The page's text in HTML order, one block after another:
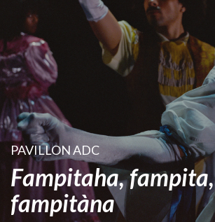
LE PASSEDANSE
LES LIEUX PARTENAIRES
ADHÉREZ
PAVILLON ADC
Fampitaha, fampita,
fampitàna